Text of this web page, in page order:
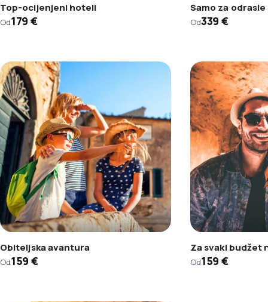
Top-ocijenjeni hoteli
Od179 €
Samo za odrasle
Od339 €
Obiteljska avantura
Od159 €
Za svaki budžet
Od159 €